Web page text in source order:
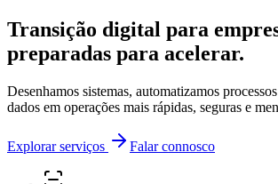
Transição digital para
preparadas para acelerar.
Desenhamos sistemas, automatizamos
dados em operações mais rápidas, seguras e
Explorar serviços Falar connosco